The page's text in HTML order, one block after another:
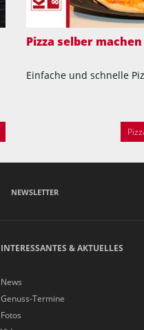
Pizza selber machen
Einfache und schnelle
NEWSLETTER
INTERESSANTES & AKTUELLES
News
Genuss-Termine
Fotos